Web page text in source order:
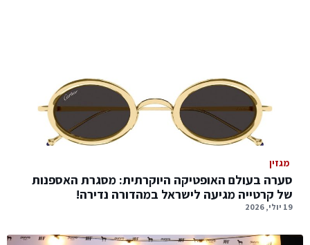
מגזין
סערה בעולם האופטיקה היוקרתית: מסגרת האספנות
של קרטייה מגיעה לישראל במהדורה נדירה!
19 יולי, 2026